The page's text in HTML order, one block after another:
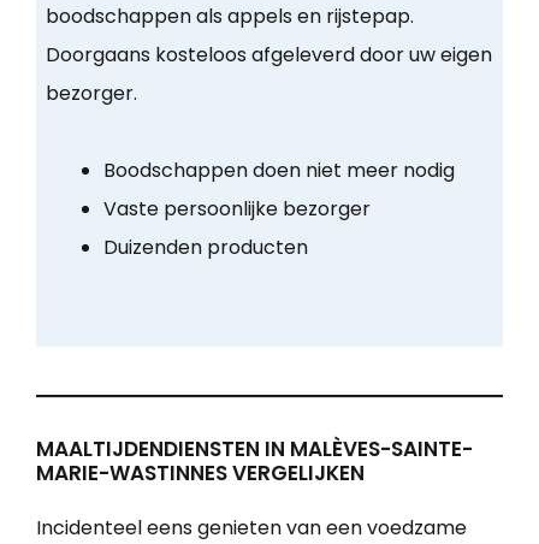
boodschappen als appels en rijstepap.
Doorgaans kosteloos afgeleverd door uw eigen
bezorger.
Boodschappen doen niet meer nodig
Vaste persoonlijke bezorger
Duizenden producten
MAALTIJDENDIENSTEN IN MALÈVES-SAINTE-
MARIE-WASTINNES VERGELIJKEN
Incidenteel eens genieten van een voedzame